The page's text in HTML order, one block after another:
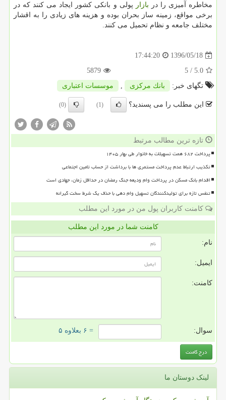
مخاطره آمیزی را در بازار
پولی و بانكی كشور ایجاد می كنند كه در
برخی مواقع، زمینه ساز بحران بوده و هزینه های زیادی را به اقشار
مختلف جامعه و نظام تحمیل می كنند.
1396/05/18
17:44:20
5.0
/ 5
5879
تگهای خبر:
بانك مركزی , موسسات اعتباری
این مطلب را می پسندید؟ (1)
(0)
تازه ترین مطالب مرتبط
پرداخت ۶۸۲ همت تسهیلات به خانوار طی بهار ۱۴۰۵
تکذیب ارتباط عدم پرداخت مستمری ها با برداشت از حساب تامین اجتماعی
اقدام بانک مسکن در پرداخت وام ودیعه جنگ رمضان در حداقل زمان، جهادی است
تنفس تازه برای تولیدکنندگان تسهیل وام دهی با حذف یک شرط سخت گیرانه
کامنت کاربران پول من در مورد این مطلب
کامنت شما در مورد این مطلب
نام:
ایمیل:
کامنت:
سوال: = ۶ بعلاوه ۵
لینک دوستان ما